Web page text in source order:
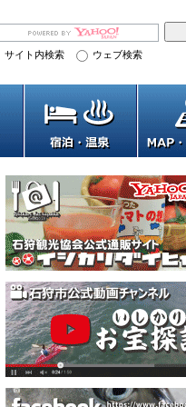
サイト内検索 ウェブ検索